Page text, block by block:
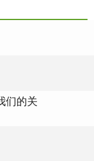
们的关